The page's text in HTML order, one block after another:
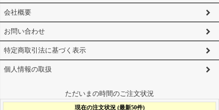
会社概要
お問い合わせ
特定商取引法に基づく表示
個人情報の取扱
ただいまの時間のご注文状況